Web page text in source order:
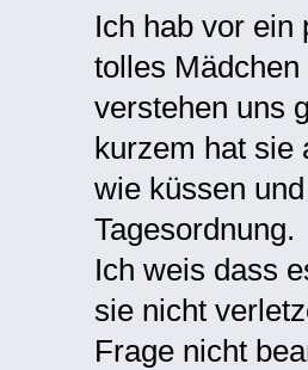
Ich hab vor ein
tolles
verstehen uns
kurzem hat sie
wie küssen
Tagesordnung.
Ich weis dass
sie nicht
Frage nicht